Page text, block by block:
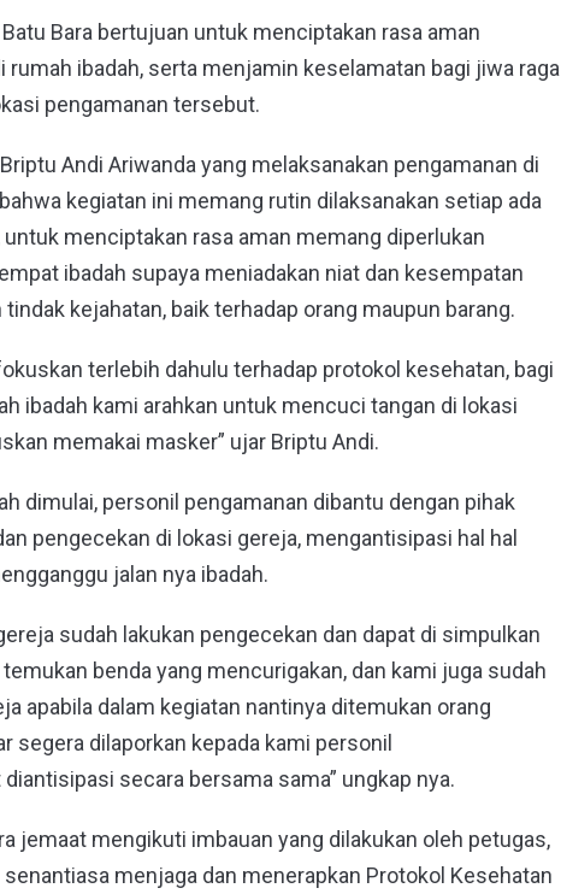
Bara bertujuan untuk menciptakan rasa aman
rumah ibadah, serta menjamin keselamatan bagi jiwa raga
pengamanan tersebut.
Andi Ariwanda yang melaksanakan pengamanan di
kegiatan ini memang rutin dilaksanakan setiap ada
menciptakan rasa aman memang diperlukan
ibadah supaya meniadakan niat dan kesempatan
kejahatan, baik terhadap orang maupun barang.
terlebih dahulu terhadap protokol kesehatan, bagi
ibadah kami arahkan untuk mencuci tangan di lokasi
memakai masker” ujar Briptu Andi.
dimulai, personil pengamanan dibantu dengan pihak
pengecekan di lokasi gereja, mengantisipasi hal hal
jalan nya ibadah.
sudah lakukan pengecekan dan dapat di simpulkan
benda yang mencurigakan, dan kami juga sudah
apabila dalam kegiatan nantinya ditemukan orang
segera dilaporkan kepada kami personil
secara bersama sama” ungkap nya.
jemaat mengikuti imbauan yang dilakukan oleh petugas,
menjaga dan menerapkan Protokol Kesehatan